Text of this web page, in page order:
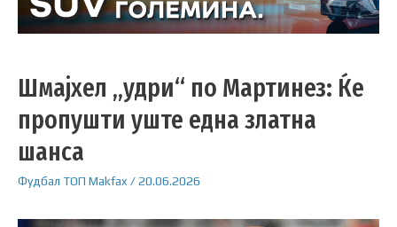
Шмајхел „удри“ по Мартинез: Ќе
пропушти уште една златна
шанса
Фудбал ТОП Makfax/20.06.2026